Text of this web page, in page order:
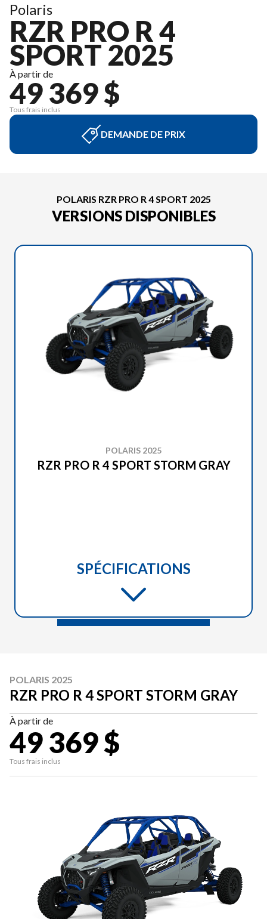
Polaris
RZR PRO R 4
SPORT 2025
À partir de
49 369 $
Tous frais inclus
DEMANDE DE PRIX
POLARIS RZR PRO R 4 SPORT 2025
VERSIONS DISPONIBLES
POLARIS 2025
RZR PRO R 4 SPORT STORM GRAY
SPÉCIFICATIONS
POLARIS 2025
RZR PRO R 4 SPORT STORM GRAY
À partir de
49 369 $
Tous frais inclus